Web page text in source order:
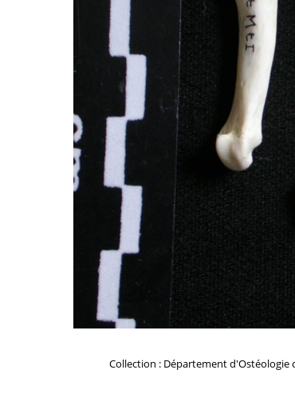
Collection : Département d'Ostéologie